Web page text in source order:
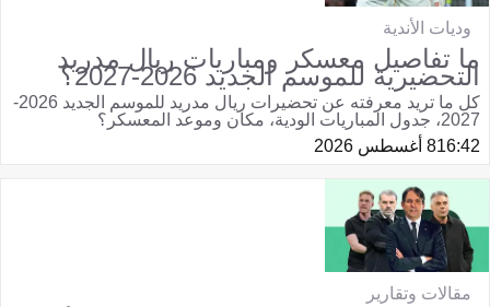
وديات الأندية
ما تفاصيل معسكر ومباريات ريال مدريد
التحضيرية للموسم الجديد 2026-2027؟
كل ما تريد معرفته عن تحضيرات ريال مدريد للموسم الجديد 2026-
2027، جدول المباريات الودية، مكان وموعد المعسكر؟
16:428 أغسطس 2026
مقالات وتقارير